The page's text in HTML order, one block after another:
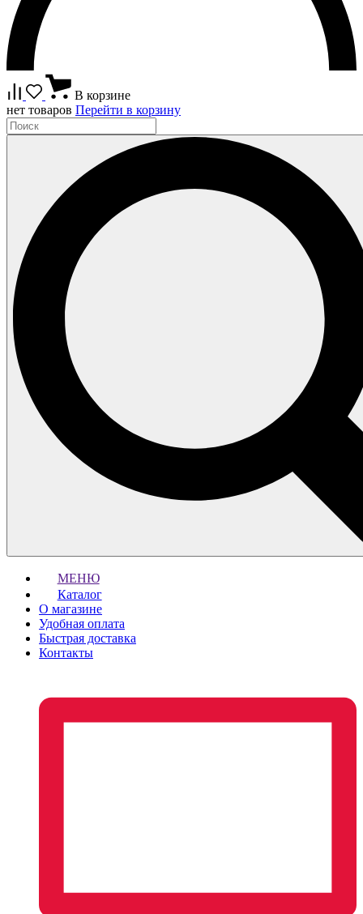
В корзине
нет товаров Перейти в корзину
МЕНЮ
Каталог
О магазине
Удобная оплата
Быстрая доставка
Контакты